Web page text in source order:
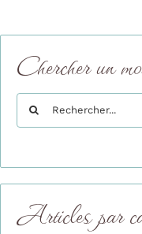
Chercher un
Rechercher:
Articles par